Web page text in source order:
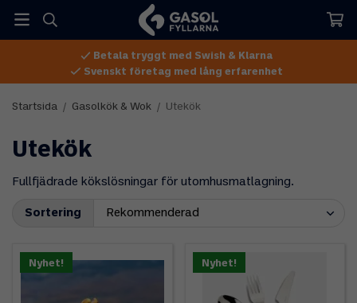
Betala tryggt med Swish & Klarna
Svenskt företag med lång erfarenhet
Startsida / Gasolkök & Wok / Utekök
Utekök
Fullfjädrade kökslösningar för utomhusmatlagning.
Sortering
Nyhet! Nyhet!